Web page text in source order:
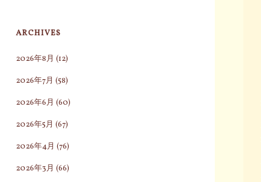
ARCHIVES
2026年8月 (12)
2026年7月 (58)
2026年6月 (60)
2026年5月 (67)
2026年4月 (76)
2026年3月 (66)